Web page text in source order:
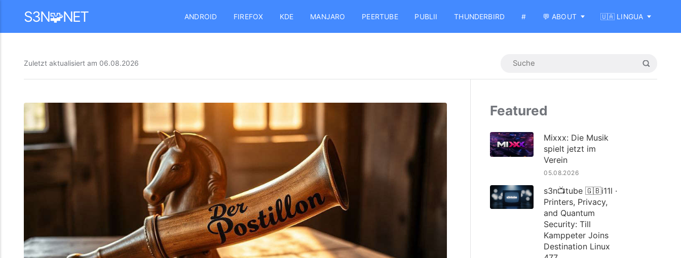
S3N🧩NET ANDROID FIREFOX KDE MANJARO PEERTUBE PUBLII THUNDERBIRD # 💬 ABOUT 🇺🇦 LINGUA
Zuletzt aktualisiert am 06.08.2026
Featured
Mixxx: Die Musik
spielt jetzt im
Verein
05.08.2026
s3n📺tube 🇬🇧i11l ·
Printers, Privacy,
and Quantum
Security: Till
Kamppeter Joins
Destination Linux